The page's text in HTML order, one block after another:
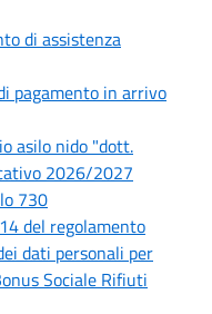
di assistenza
pagamento in arrivo
asilo nido "dott.
2026/2027
730
del regolamento
dati personali per
Sociale Rifiuti